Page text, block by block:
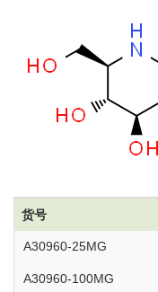
货号
A30960-25MG
A30960-100MG